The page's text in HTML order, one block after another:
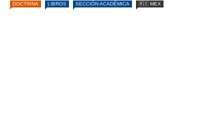
DOCTRINA LIBROS SECCIÓN ACADÉMICA 🇲🇽 MEX